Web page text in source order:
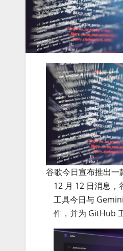
谷歌今日宣布推出一
12 月 12 日消息，
工具今日与
件，并为 GitHub